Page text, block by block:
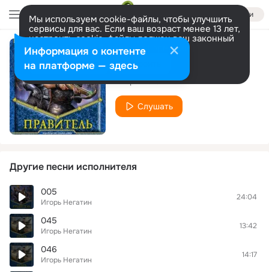
Войти
Мы используем cookie-файлы, чтобы улучшить
сервисы для вас. Если ваш возраст менее 13 лет,
настроить cookie-файлы должен ваш законный
представитель. Больше информации
Разрешить все Настроить
039
Игорь Негатин
Слушать
Другие песни исполнителя
005
Игорь Негатин
24:04
045
Игорь Негатин
13:42
046
Игорь Негатин
14:17
Информация о контенте
на платформе — здесь